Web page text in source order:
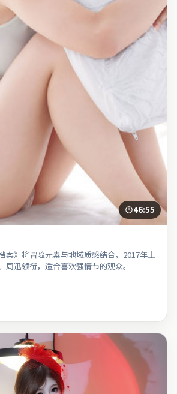
46:55
案》将冒险元素与地域质感结合，2017年上
周迅领衔，适合喜欢强情节的观众。